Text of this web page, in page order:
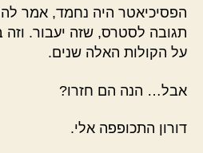
הפסיכיאטר היה נחמד, אמר
תגובה לסטרס, שזה יעבור.
על הקולות האלה שנים.
אבל… הנה הם חזרו?
דורון התכופפה אלי.